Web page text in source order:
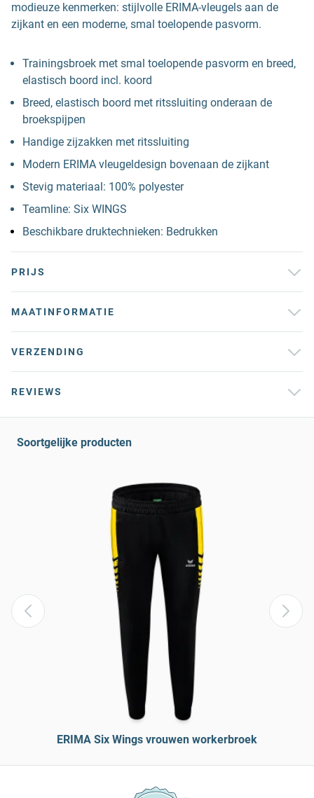
modieuze kenmerken: stijlvolle ERIMA-vleugels aan de
zijkant en een moderne, smal toelopende pasvorm.
Trainingsbroek met smal toelopende pasvorm en breed,
elastisch boord incl. koord
Breed, elastisch boord met ritssluiting onderaan de
broekspijpen
Handige zijzakken met ritssluiting
Modern ERIMA vleugeldesign bovenaan de zijkant
Stevig materiaal: 100% polyester
Teamline: Six WINGS
Beschikbare druktechnieken: Bedrukken
PRIJS
MAATINFORMATIE
VERZENDING
REVIEWS
Soortgelijke producten
ERIMA Six Wings vrouwen workerbroek